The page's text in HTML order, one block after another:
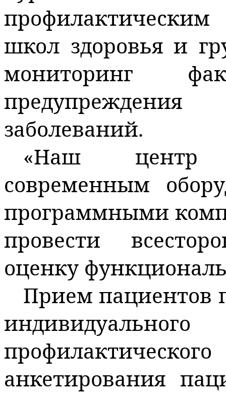
школ здоровья и
мониторинг
заболеваний.
«Наш центр
современным
программными
провести
оценку
Прием пациентов
анкетирования